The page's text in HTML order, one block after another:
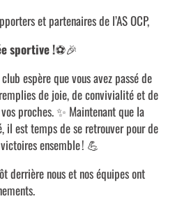
et partenaires de l’AS OCP,
sportive !⚽🎉
espère que vous avez passé de
de joie, de convivialité et de
proches. ✨ Maintenant que la
il est temps de se retrouver pour de
ensemble ! 💪
derrière nous et nos équipes ont